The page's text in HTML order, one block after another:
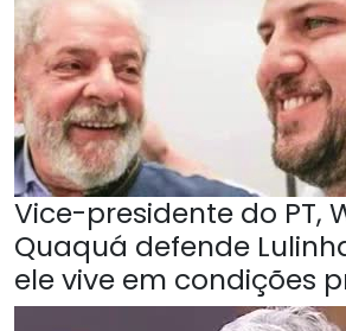
Vice-presidente do PT,
Quaquá defende
ele vive em condições